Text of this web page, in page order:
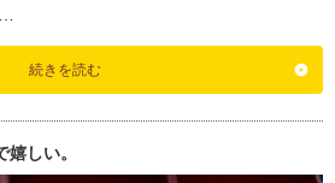
続きを読む
しい。